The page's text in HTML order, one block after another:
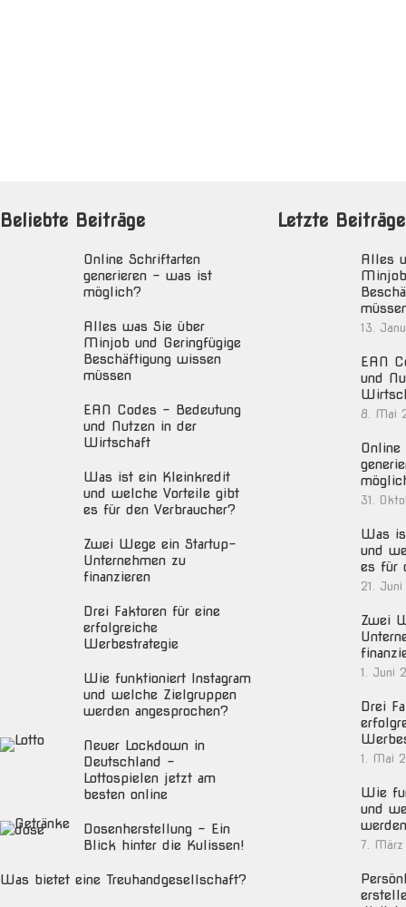
Beliebte Beiträge
Online Schriftarten
generieren – was ist
möglich?
Alles was Sie über
Minjob und Geringfügige
Beschäftigung wissen
müssen
EAN Codes – Bedeutung
und Nutzen in der
Wirtschaft
Was ist ein Kleinkredit
und welche Vorteile gibt
es für den Verbraucher?
Zwei Wege ein Startup-
Unternehmen zu
finanzieren
Drei Faktoren für eine
erfolgreiche
Werbestrategie
Wie funktioniert Instagram
und welche Zielgruppen
werden angesprochen?
Neuer Lockdown in
Deutschland –
Lottospielen jetzt am
besten online
Dosenherstellung – Ein
Blick hinter die Kulissen!
Was bietet eine Treuhandgesellschaft?
Letzte Beiträge
Alles
13.
EAN
und
8. Mai
Online
31.
Was
und
es für
21.
Zwei
1. Juni
Drei
1. Mai
Wie
und
7. März